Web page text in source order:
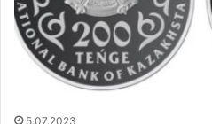
5.07.2023